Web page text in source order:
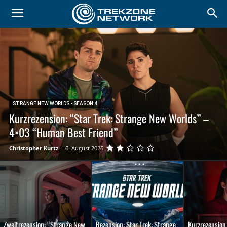
STRANGE NEW WORLDS - SEASON 4
Kurzrezension: “Star Trek: Strange New Worlds” –
4×03 “Human Best Friend”
Christopher Kurtz - 6. August 2026
Zweitrezension: “Strange New Rezension: Star Trek: Strange